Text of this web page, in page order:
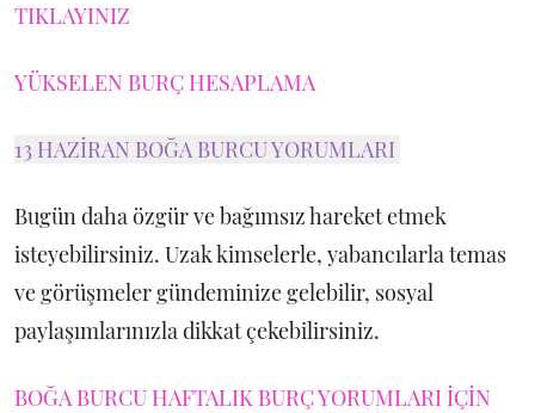
TIKLAYINIZ
YÜKSELEN BURÇ HESAPLAMA
13 HAZİRAN BOĞA BURCU YORUMLARI
Bugün daha özgür ve bağımsız hareket etmek
isteyebilirsiniz. Uzak kimselerle, yabancılarla temas
ve görüşmeler gündeminize gelebilir, sosyal
paylaşımlarınızla dikkat çekebilirsiniz.
BOĞA BURCU HAFTALIK BURÇ YORUMLARI İÇİN